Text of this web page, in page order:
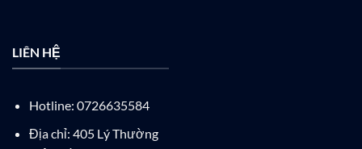
LIÊN HỆ
Hotline: 0726635584
Địa chỉ: 405 Lý Thường